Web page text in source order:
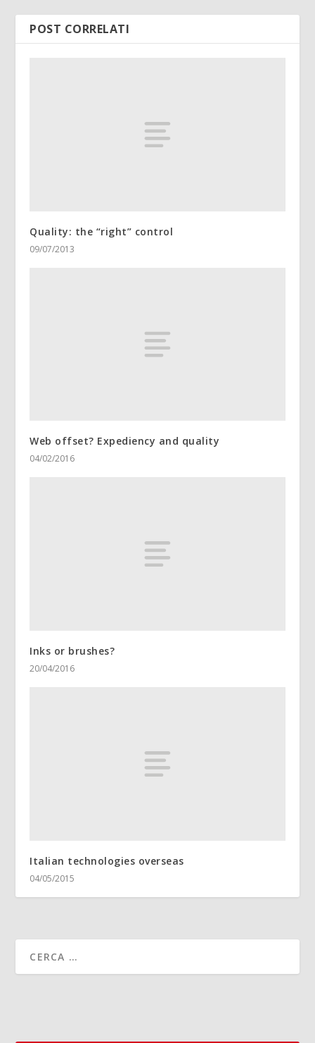
POST CORRELATI
Quality: the “right” control
09/07/2013
Web offset? Expediency and quality
04/02/2016
Inks or brushes?
20/04/2016
Italian technologies overseas
04/05/2015